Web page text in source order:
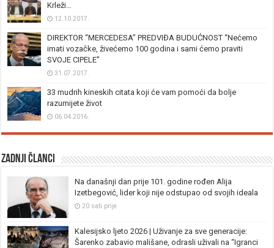
Krleži…
12.10.2017.
DIREKTOR “MERCEDESA” PREDVIĐA BUDUĆNOST “Nećemo
imati vozačke, živećemo 100 godina i sami ćemo praviti
SVOJE CIPELE”
31.07.2017.
33 mudrih kineskih citata koji će vam pomoći da bolje
razumijete život
06.04.2016.
Zadnji članci
Na današnji dan prije 101. godine rođen Alija
Izetbegović, lider koji nije odstupao od svojih ideala
20 sati prije
Kalesijsko ljeto 2026 | Uživanje za sve generacije:
Šarenko zabavio mališane, odrasli uživali na “Igranci